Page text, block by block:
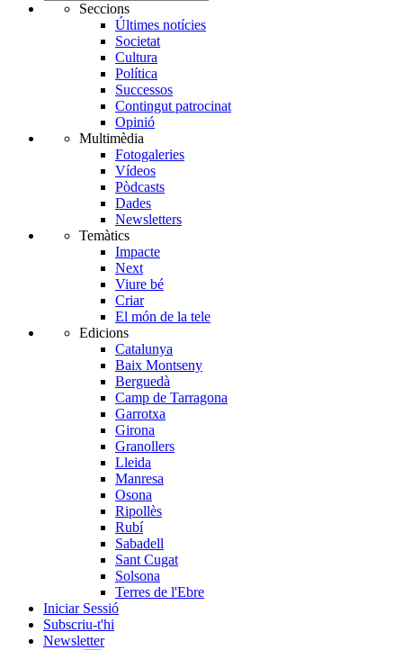
Seccions
Últimes notícies
Societat
Cultura
Política
Successos
Contingut patrocinat
Opinió
Multimèdia
Fotogaleries
Vídeos
Pòdcasts
Dades
Newsletters
Temàtics
Impacte
Next
Viure bé
Criar
El món de la tele
Edicions
Catalunya
Baix Montseny
Berguedà
Camp de Tarragona
Garrotxa
Girona
Granollers
Lleida
Manresa
Osona
Ripollès
Rubí
Sabadell
Sant Cugat
Solsona
Terres de l'Ebre
Iniciar Sessió
Subscriu-t'hi
Newsletter